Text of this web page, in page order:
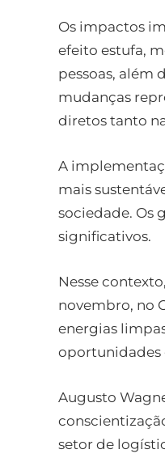
Os impactos
efeito estufa,
pessoas, além
mudanças
diretos tanto
A
mais
sociedade. Os
significativos.
Nesse
novembro, no
energias
oportunidades
Augusto
setor de